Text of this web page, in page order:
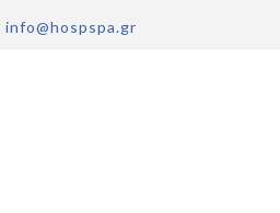
info@hospspa.gr